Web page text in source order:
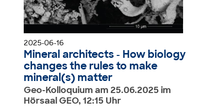
2025-06-16
Mineral architects - How biology
changes the rules to make
mineral(s) matter
Geo-Kolloquium am 25.06.2025 im
Hörsaal GEO, 12:15 Uhr